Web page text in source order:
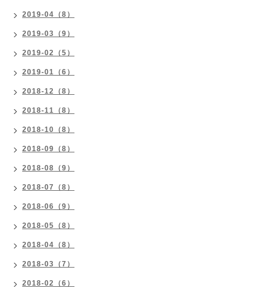
2019-04（8）
2019-03（9）
2019-02（5）
2019-01（6）
2018-12（8）
2018-11（8）
2018-10（8）
2018-09（8）
2018-08（9）
2018-07（8）
2018-06（9）
2018-05（8）
2018-04（8）
2018-03（7）
2018-02（6）